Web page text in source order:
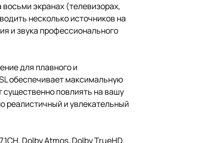
экранах (телевизорах,
несколько источников на
и звука профессионального
для плавного и
обеспечивает максимальную
повлиять на вашу
реалистичный и увлекательный
Dolby Atmos, Dolby TrueHD,